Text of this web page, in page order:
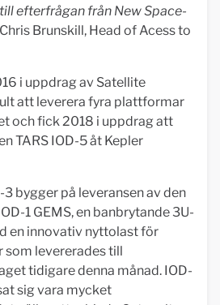
efterfrågan från New Space-
Brunskill, Head of Acess to
i uppdrag av Satellite
att leverera fyra plattformar
och fick 2018 i uppdrag att
TARS IOD-5 åt Kepler
bygger på leveransen av den
1 GEMS, en banbrytande 3U-
en innovativ nyttolast för
levererades till
tidigare denna månad. IOD-
sig vara mycket